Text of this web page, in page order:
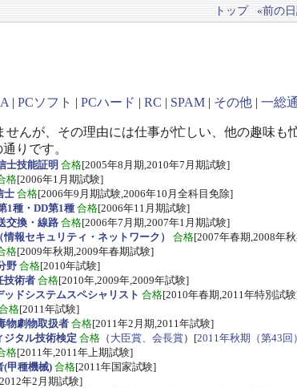
トップ «前の
| PCソフト | PCハード | RC | SPAM | その他 | 一総通
せんが、その理由には仕事が忙しい、他の趣味
りです。
士技能証明 合格[2005年8月期,2010年7月期試験]
格[2006年1月期試験]
士 合格[2006年9月期試験,2006年10月全科目免除]
1種・DD第1種合格[2006年11月期試験]
交換・線路合格[2006年7月期,2007年1月期試験]
報セキュリティ・ネットワーク）
合格[2007年春期,2008年
格[2009年秋期,2009年春期試験]
野合格[2010年試験]
技術者 合格[2010年,2009年,2009年試験]
ッドシステムスペシャリスト 合格[2010年春期,2011年特別試
格[2011年試験]
物劇物取扱者 合格[2011年2月期,2011年試験]
ジタル技術検定 合格 （ 大臣賞、会長賞）[2011年秋期（第43回
格[2011年,2011年上期試験]
(甲種機械) 合格[2011年国家試験]
年2月期試験]